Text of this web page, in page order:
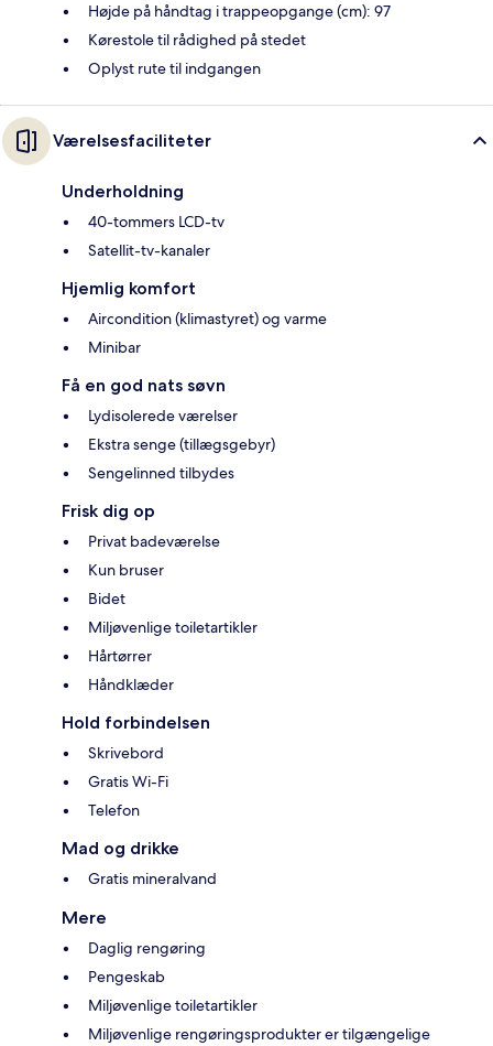
Højde på håndtag i trappeopgange (cm): 97
Kørestole til rådighed på stedet
Oplyst rute til indgangen
Værelsesfaciliteter
Underholdning
40-tommers LCD-tv
Satellit-tv-kanaler
Hjemlig komfort
Aircondition (klimastyret) og varme
Minibar
Få en god nats søvn
Lydisolerede værelser
Ekstra senge (tillægsgebyr)
Sengelinned tilbydes
Frisk dig op
Privat badeværelse
Kun bruser
Bidet
Miljøvenlige toiletartikler
Hårtørrer
Håndklæder
Hold forbindelsen
Skrivebord
Gratis Wi-Fi
Telefon
Mad og drikke
Gratis mineralvand
Mere
Daglig rengøring
Pengeskab
Miljøvenlige toiletartikler
Miljøvenlige rengøringsprodukter er tilgængelige